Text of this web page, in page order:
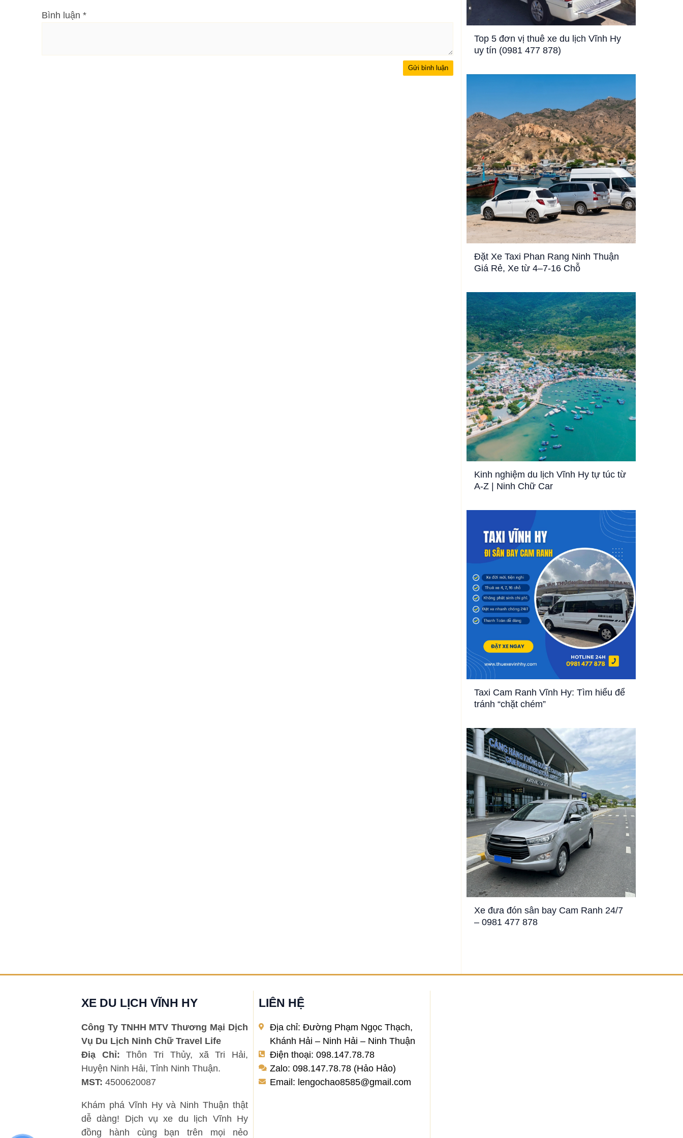
Bình luận *
Top 5 đơn vị thuê xe du lịch Vĩnh Hy
uy tín (0981 477 878)
Đặt Xe Taxi Phan Rang Ninh Thuận
Giá Rẻ, Xe từ 4–7-16 Chỗ
Kinh nghiệm du lịch Vĩnh Hy tự túc từ
A-Z | Ninh Chữ Car
Taxi Cam Ranh Vĩnh Hy: Tìm hiểu để
tránh “chặt chém”
Xe đưa đón sân bay Cam Ranh 24/7
– 0981 477 878
XE DU LỊCH VĨNH HY
Công Ty TNHH MTV Thương Mại Dịch
Vụ Du Lịch Ninh Chữ Travel Life
Điạ Chỉ: Thôn Tri Thủy, xã Tri Hải,
Huyện Ninh Hải, Tỉnh Ninh Thuận.
MST: 4500620087
Khám phá Vĩnh Hy và Ninh Thuận thật
dễ dàng! Dịch vụ xe du lịch Vĩnh Hy
đồng hành cùng bạn trên mọi nẻo
LIÊN HỆ
Địa chỉ: Đường Phạm Ngọc Thạch,
Khánh Hải – Ninh Hải – Ninh Thuận
Điện thoại: 098.147.78.78
Zalo: 098.147.78.78 (Hảo Hảo)
Email: lengochao8585@gmail.com